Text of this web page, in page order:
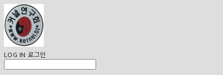
LOG IN 로그인